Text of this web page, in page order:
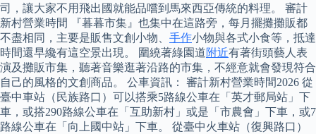
司，讓大家不用飛出國就能品嚐到馬來西亞傳統的料理。 審計
新村營業時間 『暮暮市集』也集中在這路旁，每月擺攤攤販都
不盡相同，主要是販售文創小物、 手作小物與各式小食等，抵達
時間還早纔有這空景出現。 圍繞著綠園道附近有著街頭藝人表
演及攤販市集，聽著音樂逛著沿路的市集，不經意就會發現符合
自己的風格的文創商品。 公車資訊： 審計新村營業時間2026 從
臺中車站（民族路口）可以搭乘5路線公車在「英才郵局站」下
車，或搭290路線公車在「互助新村」或是「市農會」下車，或7
路線公車在「向上國中站」下車。 從臺中火車站（復興路口）